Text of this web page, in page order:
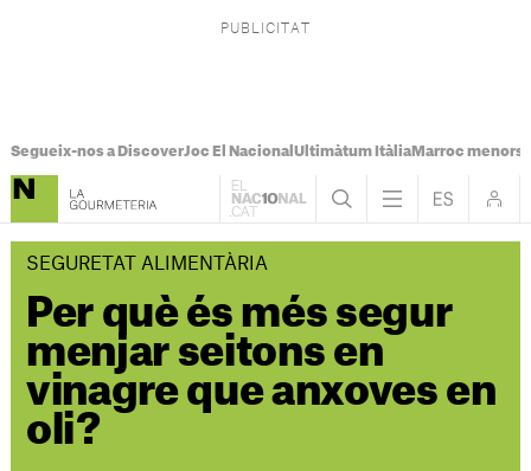
Segueix-nos a DiscoverJoc El Nacional Ultimàtum ItàliaMarroc menors
SEGURETAT ALIMENTÀRIA
Per què és més segur
menjar seitons en
vinagre que anxoves en
oli?